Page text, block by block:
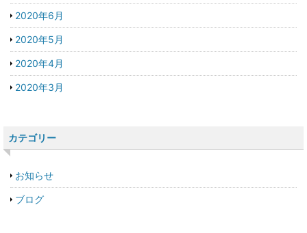
2020年6月
2020年5月
2020年4月
2020年3月
カテゴリー
お知らせ
ブログ